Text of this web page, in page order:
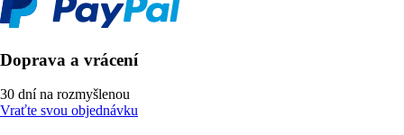
Doprava a vrácení
30 dní na rozmyšlenou
Vraťte svou objednávku